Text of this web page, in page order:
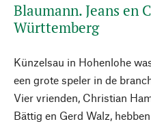
Blaumann. Jeans en
Württemberg
Künzelsau in Hohenlohe
een grote speler in de
Vier vrienden, Christian
Bättig en Gerd Walz,